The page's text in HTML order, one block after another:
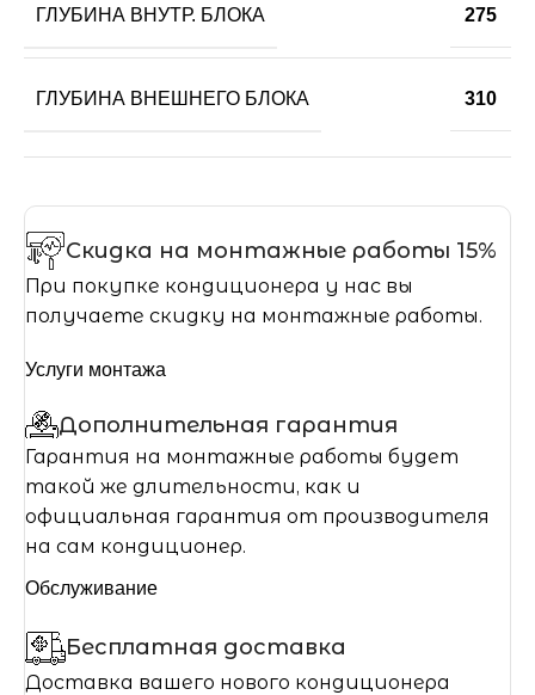
ГЛУБИНА ВНУТР. БЛОКА 275
ГЛУБИНА ВНЕШНЕГО БЛОКА 310
Скидка на монтажные работы 15%
При покупке кондиционера у нас вы
получаете скидку на монтажные работы.
Услуги монтажа
Дополнительная гарантия
Гарантия на монтажные работы будет
такой же длительности, как и
официальная гарантия от производителя
на сам кондиционер.
Обслуживание
Бесплатная доставка
Доставка вашего нового кондиционера